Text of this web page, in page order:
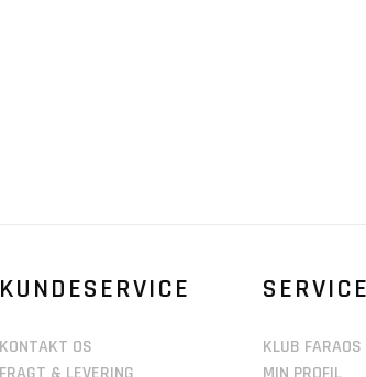
KUNDESERVICE
KONTAKT OS
KLUB FARAOS